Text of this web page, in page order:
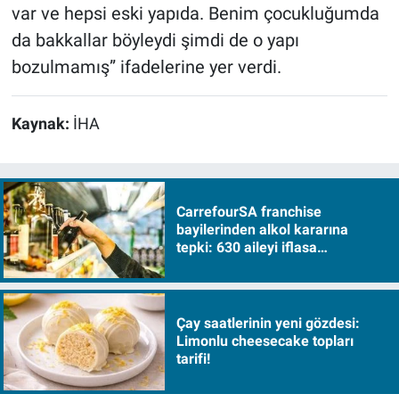
var ve hepsi eski yapıda. Benim çocukluğumda
da bakkallar böyleydi şimdi de o yapı
bozulmamış” ifadelerine yer verdi.
Kaynak: İHA
CarrefourSA franchise
bayilerinden alkol kararına
tepki: 630 aileyi iflasa
Çay saatlerinin yeni gözdesi:
Limonlu cheesecake topları
tarifi!